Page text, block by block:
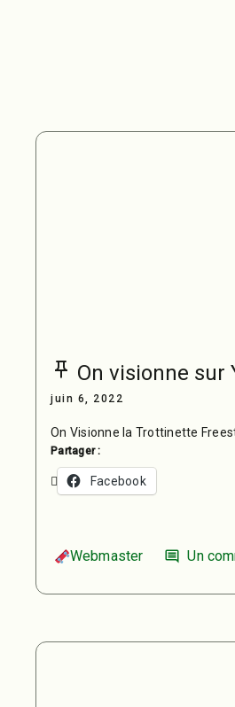
push_pin On visionne sur
juin 6, 2022
On Visionne la Trottinette
Partager :
Facebook
Webmaster comment Un